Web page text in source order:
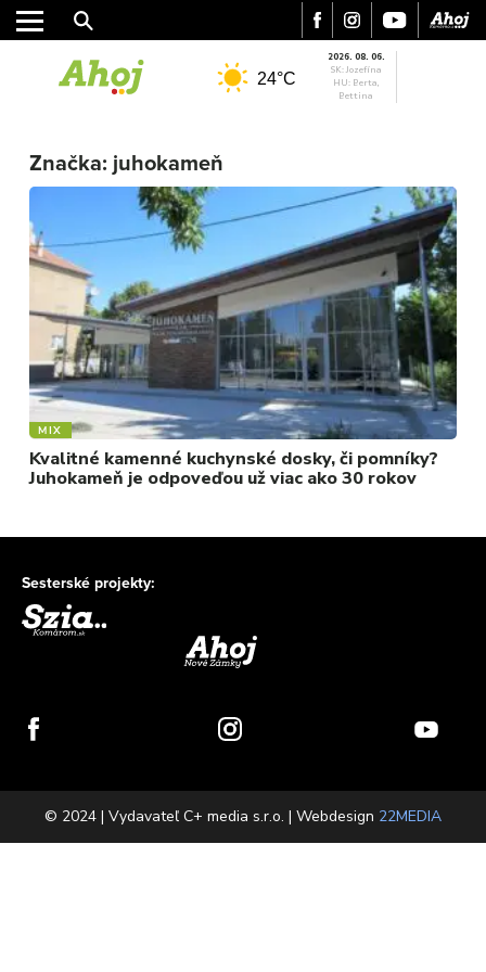
ŠPORT
VIDEO
MIX
24°C
2026. 08. 06.
SK: Jozefína
HU: Berta,
Bettina
Značka: juhokameň
MIX
Kvalitné kamenné kuchynské dosky, či pomníky?
Juhokameň je odpoveďou už viac ako 30 rokov
Sesterské projekty:
© 2024 | Vydavateľ C+ media s.r.o. | Webdesign 22MEDIA